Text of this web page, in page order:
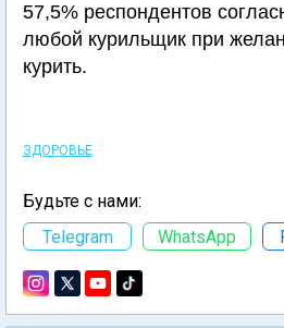
57,5% респондентов
любой курильщик при
курить.
ЗДОРОВЬЕ
Будьте с нами:
Telegram
WhatsApp